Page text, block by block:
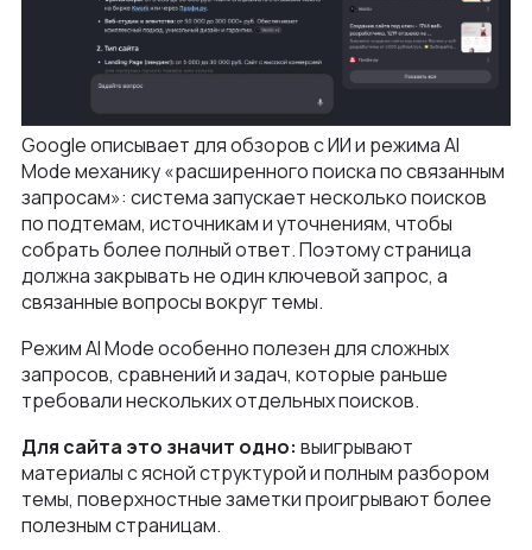
Google описывает для обзоров с ИИ и режима AI
Mode механику «расширенного поиска по связанным
запросам»: система запускает несколько поисков
по подтемам, источникам и уточнениям, чтобы
собрать более полный ответ. Поэтому страница
должна закрывать не один ключевой запрос, а
связанные вопросы вокруг темы.
Режим AI Mode особенно полезен для сложных
запросов, сравнений и задач, которые раньше
требовали нескольких отдельных поисков.
Для сайта это значит одно: выигрывают
материалы с ясной структурой и полным разбором
темы, поверхностные заметки проигрывают более
полезным страницам.